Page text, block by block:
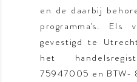
en de daarbij
programma's.
gevestigd te
het
75947005 en BTW-